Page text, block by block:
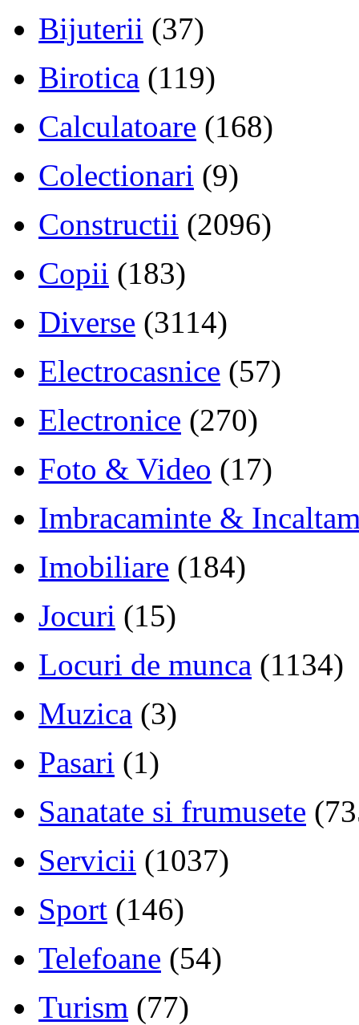
Bijuterii (37)
Birotica (119)
Calculatoare (168)
Colectionari (9)
Constructii (2096)
Copii (183)
Diverse (3114)
Electrocasnice (57)
Electronice (270)
Foto & Video (17)
Imbracaminte &
Imobiliare (184)
Jocuri (15)
Locuri de munca (1134)
Muzica (3)
Pasari (1)
Sanatate si frumusete
Servicii (1037)
Sport (146)
Telefoane (54)
Turism (77)